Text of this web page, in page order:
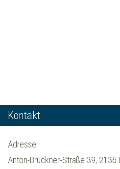
Kontakt
Adresse:
Anton-Bruckner-Straße 39, 2136